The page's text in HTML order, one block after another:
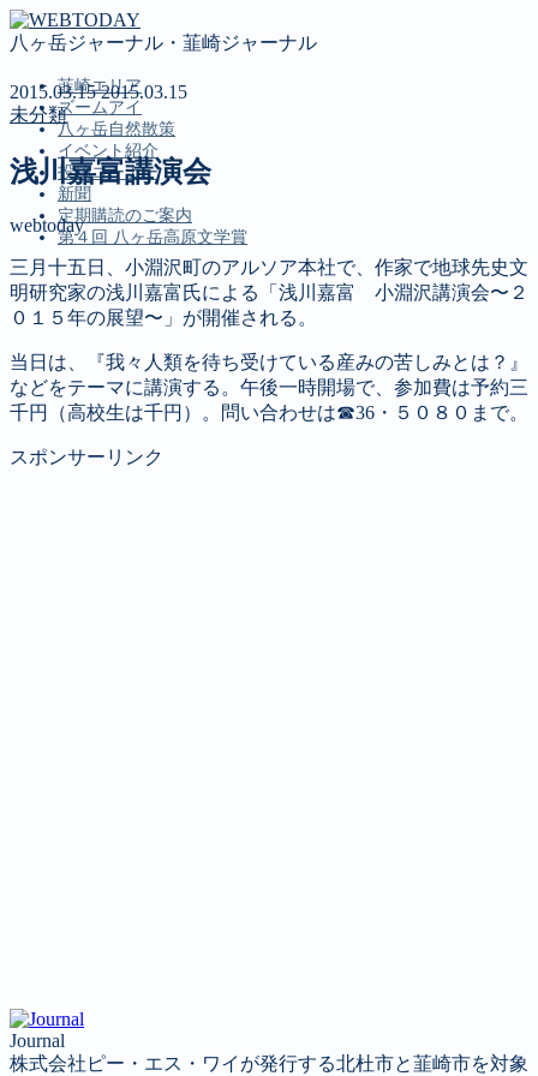
八ヶ岳ジャーナル・韮崎ジャーナル
韮崎エリア
ズームアイ
八ヶ岳自然散策
イベント紹介
投稿コーナー
新聞
定期購読のご案内
第４回 八ヶ岳高原文学賞
MENU
韮崎エリア
ズームアイ
八ヶ岳自然散策
イベント紹介
投稿コーナー
2015.03.152015.03.15
未分類
浅川嘉富講演会
webtoday
三月十五日、小淵沢町のアルソア本社で、作家で地球先史文
明研究家の浅川嘉富氏による「浅川嘉富 小淵沢講演会〜２
０１５年の展望〜」が開催される。
当日は、『我々人類を待ち受けている産みの苦しみとは？』
などをテーマに講演する。午後一時開場で、参加費は予約三
千円（高校生は千円）。問い合わせは☎36・５０８０まで。
スポンサーリンク
Journal
株式会社ピー・エス・ワイが発行する北杜市と韮崎市を対象